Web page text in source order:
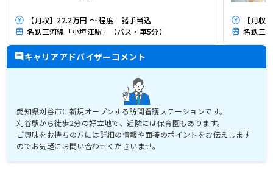
【月収】22.2万円 ～ 程度 諸手当込
名鉄三河線「小垣江駅」（バス・車5分）
【月収
名鉄三
キャリアアドバイザーコメント
愛知県刈谷市に新規オープンする訪問看護ステーションです。
刈谷駅から徒歩2分の好立地で、近隣には保育園もあります。
ご興味をお持ちの方には詳細の情報や面接のポイントをお伝えします